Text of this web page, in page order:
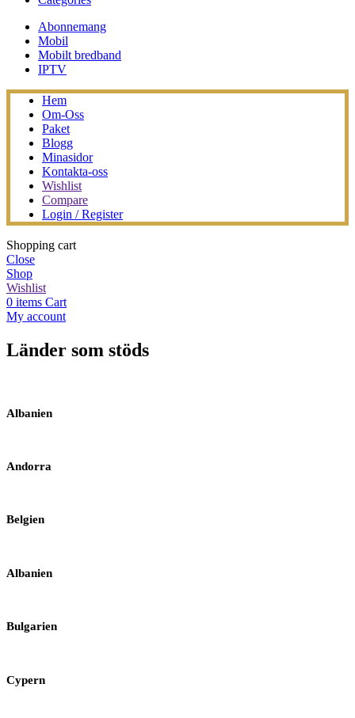
Abonnemang
Mobil
Mobilt bredband
IPTV
Hem
Om-Oss
Paket
Blogg
Minasidor
Kontakta-oss
Wishlist
Compare
Login / Register
Shopping cart
Close
Shop
Wishlist
0 items Cart
My account
Länder som stöds
Albanien
Andorra
Belgien
Albanien
Bulgarien
Cypern